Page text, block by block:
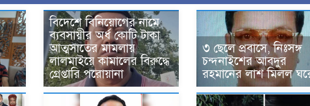
বিদেশে বিনিয়োগের নামে
ব্যবসায়ীর অর্ধ কোটি টাকা
আত্মসাতের মামলায়
লালমাইয়ে কামালের বিরুদ্ধে
গ্রেপ্তারি পরোয়ানা
৩ ছেলে প্রবাসে, নিঃসঙ্গ
চন্দনাইশের আবদুর
রহমানের লাশ মিলল